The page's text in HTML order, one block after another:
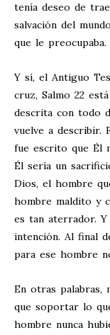
tenía deseo de
salvación del
que le preocupaba.
Y sí, el Antiguo
cruz, Salmo 22está
descrita con todo
vuelve a describir.
fue escrito que Él
Él sería un
Dios, el hombre
hombre maldito y
es tan aterrador.
intención. Al final
para ese hombre
En otras palabras,
que soportar lo
hombre nunca